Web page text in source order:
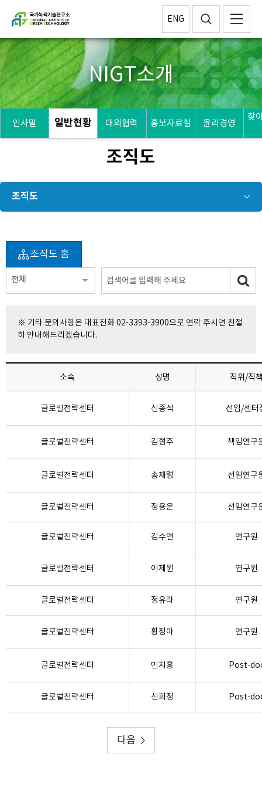
ENG
NIGT소개
인사말 일반현황 대외협력 홍보자료실 윤리경영
찾
조직도
조직도
조직도 홈
전체
※ 기타 문의사항은 대표전화 02-3393-3900으로 연락 주시면 친절
히 안내해드리겠습니다.
소속 성명 직위/직
글로벌전략센터 신종석 선임/센터
글로벌전략센터 김형주 책임연구
글로벌전략센터 송재령 선임연구
글로벌전략센터 정용운 선임연구
글로벌전략센터 김수연 연구원
글로벌전략센터 이제원 연구원
글로벌전략센터 정유라 연구원
글로벌전략센터 황정아 연구원
글로벌전략센터 민지홍 Post-
글로벌전략센터 신희정 Post-
다음